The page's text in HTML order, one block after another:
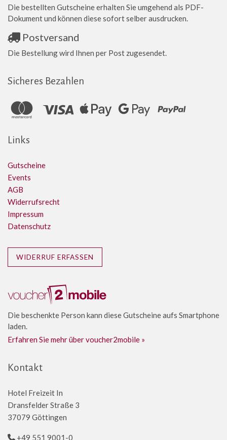
Die bestellten Gutscheine erhalten Sie umgehend als PDF-
Dokument und können diese sofort selber ausdrucken.
Postversand
Die Bestellung wird Ihnen per Post zugesendet.
Sicheres Bezahlen
Links
Gutscheine
Events
AGB
Widerrufsrecht
Impressum
Datenschutz
WIDERRUF ERFASSEN
Die beschenkte Person kann diese Gutscheine aufs Smartphone
laden.
Erfahren Sie mehr über voucher2mobile »
Kontakt
Hotel Freizeit In
Dransfelder Straße 3
37079 Göttingen
+49 551 9001-0